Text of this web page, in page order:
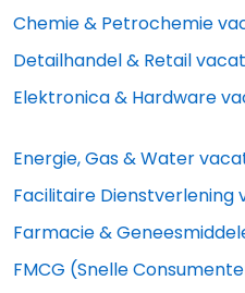
Chemie & Petrochemie
Detailhandel & Retail
Elektronica & Hardware
Energie, Gas & Water
Facilitaire Dienstverlening
Farmacie &
FMCG (Snelle